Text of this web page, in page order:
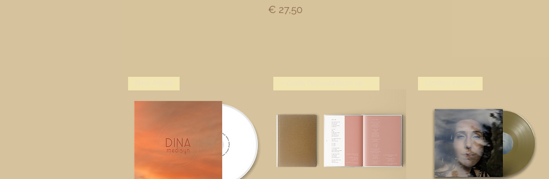
Prijs
€ 27,50
New Arrival + Gratis Debuutalbum van DINA Limited Edition